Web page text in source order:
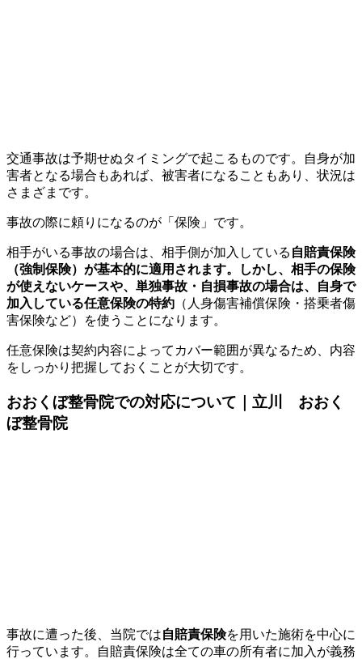
交通事故は予期せぬタイミングで起こるものです。自身が加
害者となる場合もあれば、被害者になることもあり、状況は
さまざまです。
事故の際に頼りになるのが「保険」です。
相手がいる事故の場合は、相手側が加入している 自賠責保険
（強制保険）が基本的に適用されます。しかし、相手の保険
が使えないケースや、単独事故・自損事故の場合は、自身で
加入している任意保険の特約 （人身傷害補償保険・搭乗者傷
害保険など）を使うことになります。
任意保険は契約内容によってカバー範囲が異なるため、内容
をしっかり把握しておくことが大切です。
おおくぼ整骨院での対応について｜立川 おおく
ぼ整骨院
事故に遭った後、当院では自賠責保険を用いた施術を中心に
行っています。
自賠責保険は全ての車の所有者に加入が義務